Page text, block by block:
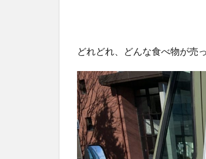
どれどれ、どんな食べ物が売